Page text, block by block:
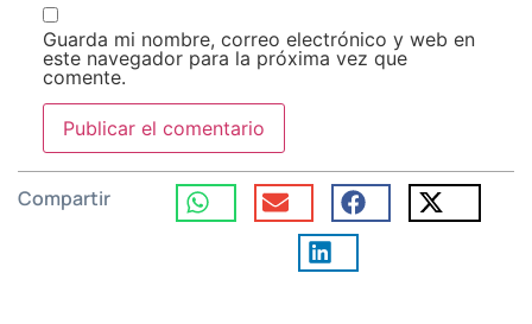
Guarda mi nombre, correo electrónico y web en
este navegador para la próxima vez que
comente.
Compartir